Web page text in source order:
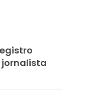
jornalista